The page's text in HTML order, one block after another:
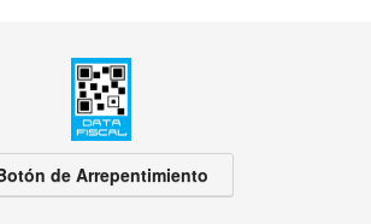
de Arrepentimiento